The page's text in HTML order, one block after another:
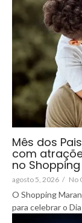
Mês dos
com
no
agosto 5, 2026 / No
O Shopping
para celebrar o